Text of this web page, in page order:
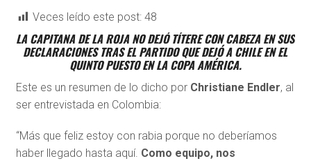
Veces leído este post: 48
LA CAPITANA DE LA ROJA NO DEJÓ TÍTERE CON CABEZA EN SUS
DECLARACIONES TRAS EL PARTIDO QUE DEJÓ A CHILE EN EL
QUINTO PUESTO EN LA COPA AMÉRICA.
Este es un resumen de lo dicho por Christiane Endler, al
ser entrevistada en Colombia:
“Más que feliz estoy con rabia porque no deberíamos
haber llegado hasta aquí. Como equipo, nos